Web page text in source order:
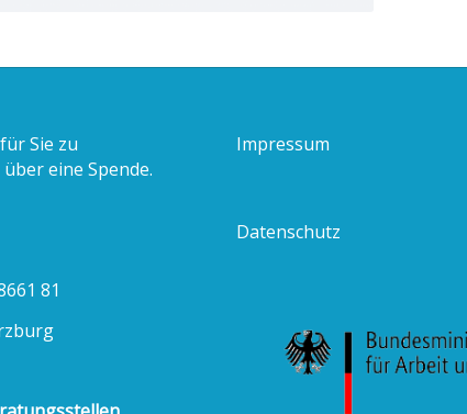
Sie zu
eine Spende.
81
Impressum
Datenschutz